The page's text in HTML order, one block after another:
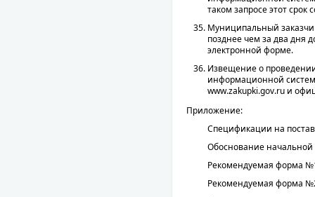
таком запросе этот
Муниципальный
позднее чем за два дня
электронной форме.
Извещение о
информационной
www.zakupki.gov.ru и
Приложение:
Спецификации на
Обоснование
Рекомендуемая форма
Рекомендуемая форма